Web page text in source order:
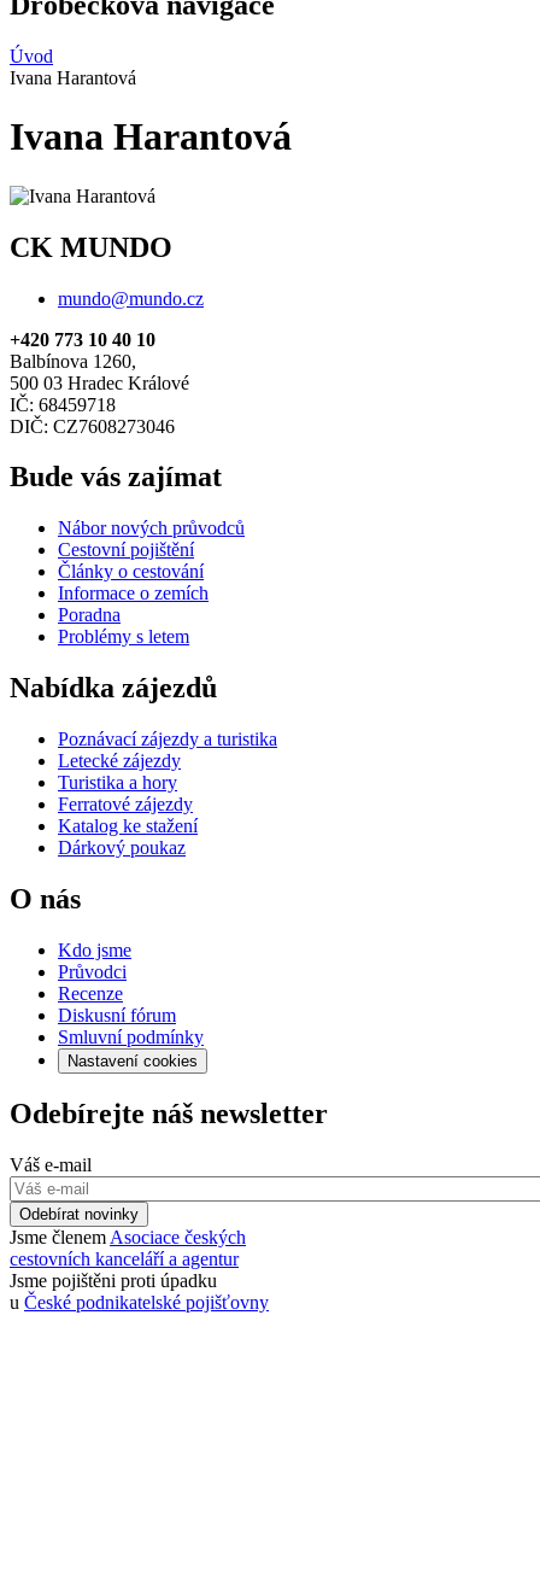
Úvod
Ivana Harantová
Ivana Harantová
CK MUNDO
mundo@mundo.cz
+420 773 10 40 10
Balbínova 1260,
500 03 Hradec Králové
IČ: 68459718
DIČ: CZ7608273046
Bude vás zajímat
Nábor nových průvodců
Cestovní pojištění
Články o cestování
Informace o zemích
Poradna
Problémy s letem
Nabídka zájezdů
Poznávací zájezdy a turistika
Letecké zájezdy
Turistika a hory
Ferratové zájezdy
Katalog ke stažení
Dárkový poukaz
O nás
Kdo jsme
Průvodci
Recenze
Diskusní fórum
Smluvní podmínky
Nastavení cookies
Odebírejte náš newsletter
Váš e-mail
Odebírat novinky
Jsme členem Asociace českých
cestovních kanceláří a agentur
Jsme pojištěni proti úpadku
u České podnikatelské pojišťovny